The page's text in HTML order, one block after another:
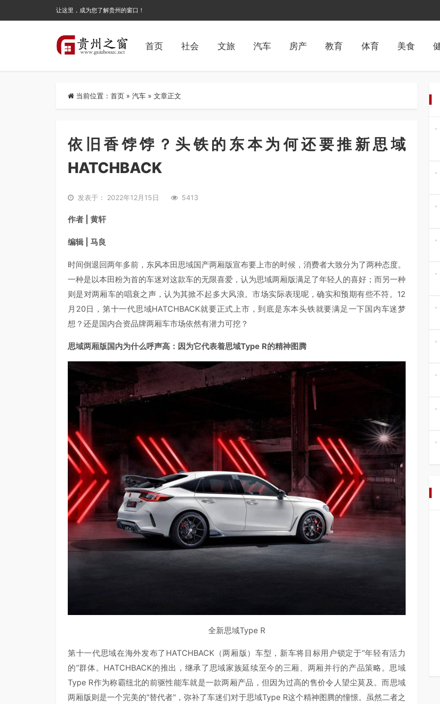
让这里，成为您了解贵州的窗口！
首页 社会 文旅 汽车 房产 教育 体育 美食
当前位置： 首页 » 汽车 » 文章正文
依旧香饽饽？头铁的东本为何还要推新思域
HATCHBACK
发表于： 2022年12月15日 5413
作者 | 黄轩
编辑 | 马良
时间倒退回两年多前，东风本田思域国产两厢版宣布要上市的时候，消费者大致分为了两种态度。
一种是以本田粉为首的车迷对这款车的无限喜爱，认为思域两厢版满足了年轻人的喜好；而另一种
则是对两厢车的唱衰之声，认为其掀不起多大风浪。市场实际表现呢，确实和预期有些不符。12
月20日，第十一代思域HATCHBACK就要正式上市，到底是东本头铁就要满足一下国内车迷梦
想？还是国内合资品牌两厢车市场依然有潜力可挖？
思域两厢版国内为什么呼声高：因为它代表着思域Type R的精神图腾
全新思域Type R
第十一代思域在海外发布了HATCHBACK（两厢版）车型，新车将目标用户锁定于“年轻有活力
的”群体。HATCHBACK的推出，继承了思域家族延续至今的三厢、两厢并行的产品策略。思域
Type R作为称霸纽北的前驱性能车就是一款两厢产品，但因为过高的售价令人望尘莫及。而思域
两厢版则是一个完美的"替代者"，弥补了车迷们对于思域Type R这个精神图腾的憧憬。虽然二者之